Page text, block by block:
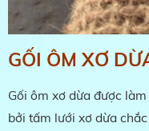
GỐI ÔM XƠ
Gối ôm xơ dừa được
bởi tấm lưới xơ dừa